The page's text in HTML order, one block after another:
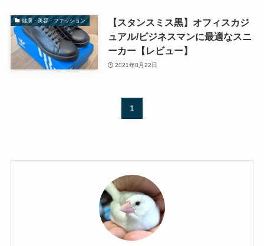
健康・美容・ファッション
【スタンスミス黒】オフィスカジ
ュアル/ビジネスマンに最適なスニ
ーカー【レビュー】
2021年8月22日
1